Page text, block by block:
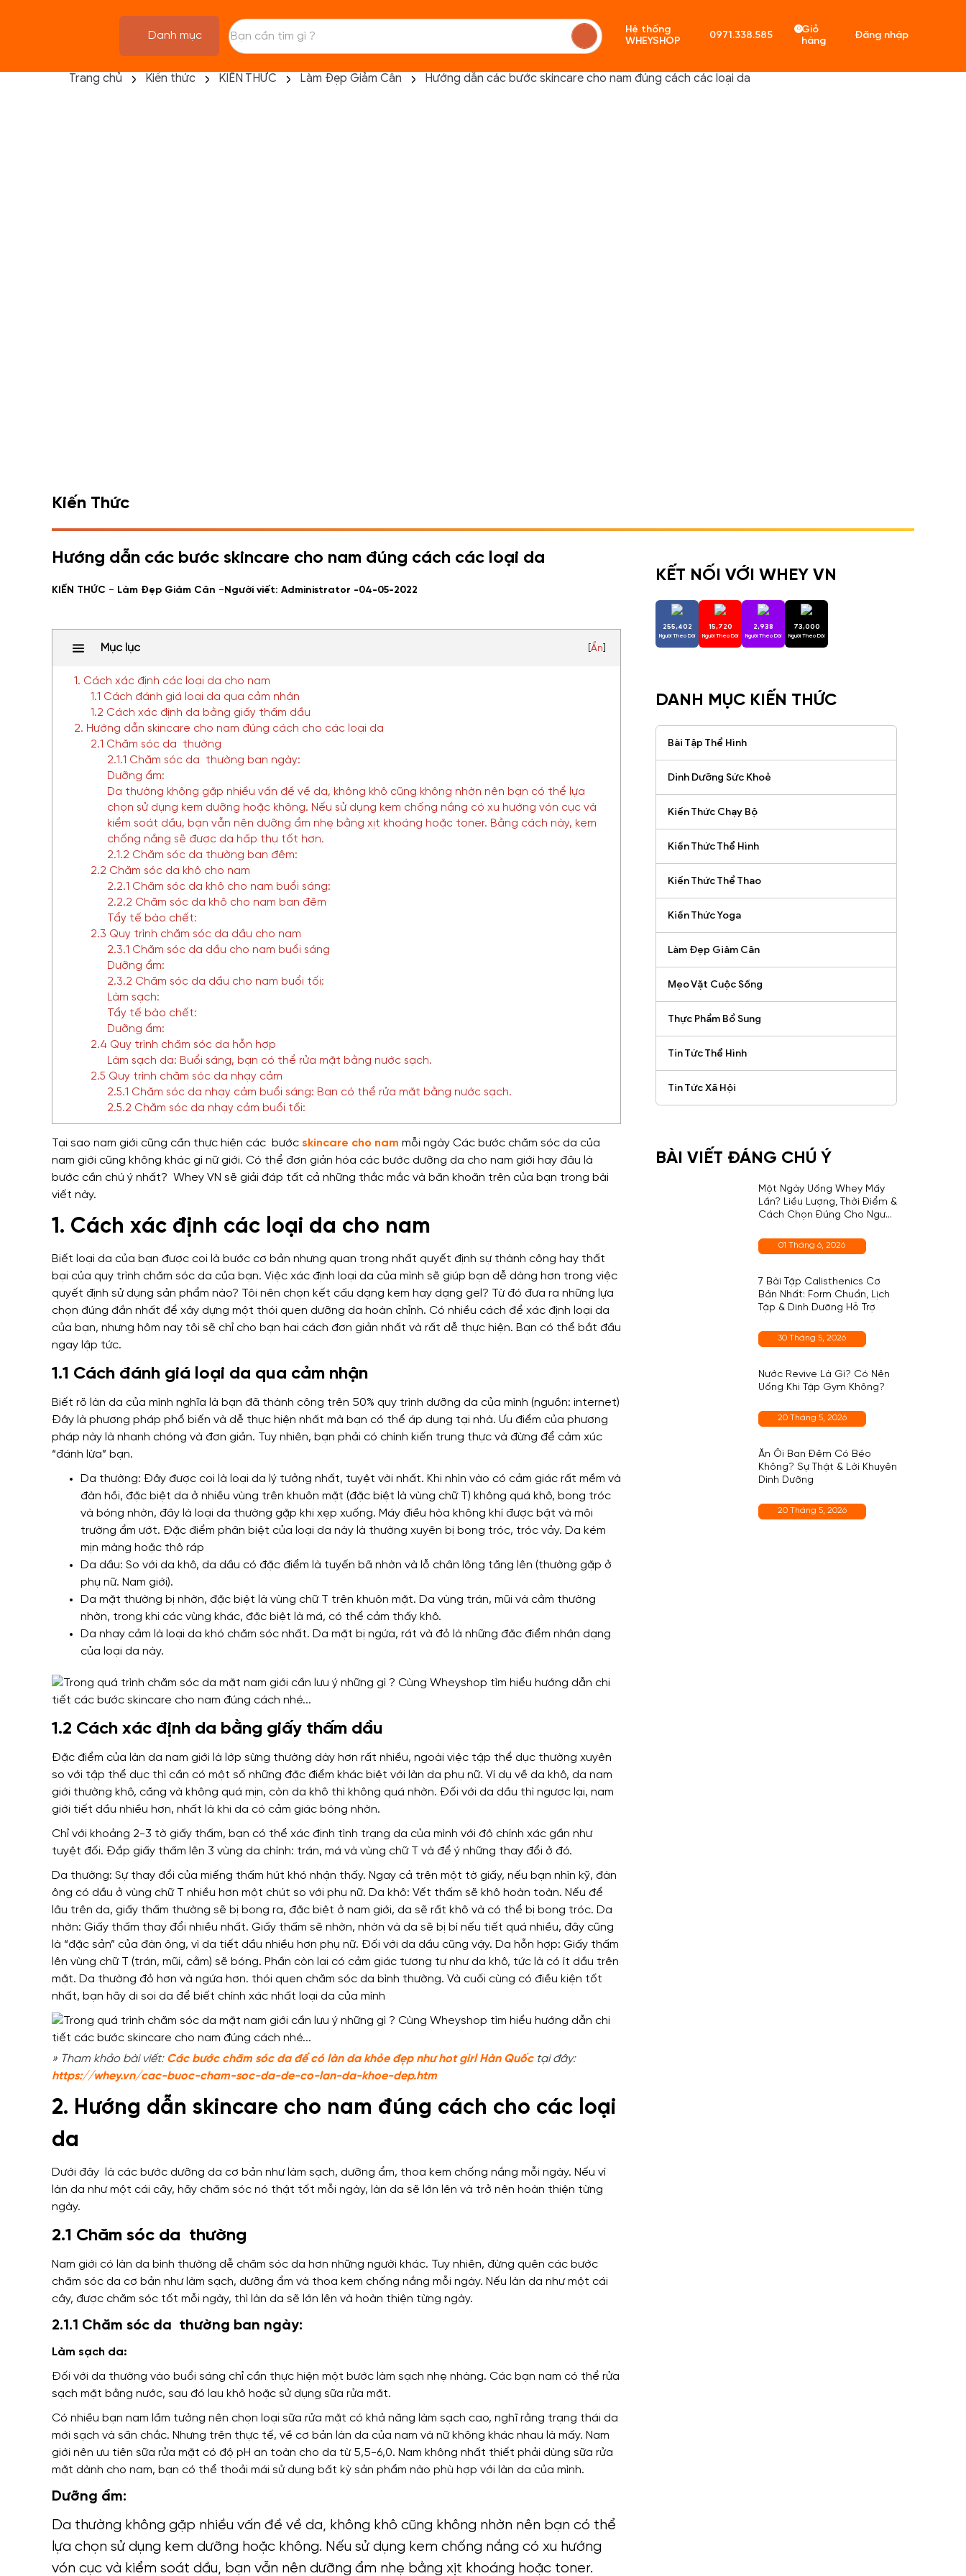
Danh mục
Hệ thống
WHEYSHOP
0971.338.585
0Giỏ
hàng
Đăng nhập
Trang chủ Kiến thức KIẾN THỨC Làm Đẹp Giảm Cân Hướng dẫn các bước skincare cho nam đúng cách các loại da
Kiến Thức
Hướng dẫn các bước skincare cho nam đúng cách các loại da
KIẾN THỨC - Làm Đẹp Giảm Cân -Người viết: Administrator -04-05-2022
Mục lục Ẩn
1. Cách xác định các loại da cho nam
1.1 Cách đánh giá loại da qua cảm nhận
1.2 Cách xác định da bằng giấy thấm dầu
2. Hướng dẫn skincare cho nam đúng cách cho các loại da
2.1 Chăm sóc da thường
2.1.1 Chăm sóc da thường ban ngày:
Dưỡng ẩm:
Da thường không gặp nhiều vấn đề về da, không khô cũng không nhờn nên bạn có thể lựa
chọn sử dụng kem dưỡng hoặc không. Nếu sử dụng kem chống nắng có xu hướng vón cục và
kiểm soát dầu, bạn vẫn nên dưỡng ẩm nhẹ bằng xịt khoáng hoặc toner. Bằng cách này, kem
chống nắng sẽ được da hấp thụ tốt hơn.
2.1.2 Chăm sóc da thường ban đêm:
2.2 Chăm sóc da khô cho nam
2.2.1 Chăm sóc da khô cho nam buổi sáng:
2.2.2 Chăm sóc da khô cho nam ban đêm
Tẩy tế bào chết:
2.3 Quy trình chăm sóc da dầu cho nam
2.3.1 Chăm sóc da dầu cho nam buổi sáng
Dưỡng ẩm:
2.3.2 Chăm sóc da dầu cho nam buổi tối:
Làm sạch:
Tẩy tế bào chết:
Dưỡng ẩm:
2.4 Quy trình chăm sóc da hỗn hợp
Làm sạch da: Buổi sáng, bạn có thể rửa mặt bằng nước sạch.
2.5 Quy trình chăm sóc da nhạy cảm
2.5.1 Chăm sóc da nhạy cảm buổi sáng: Bạn có thể rửa mặt bằng nước sạch.
2.5.2 Chăm sóc da nhạy cảm buổi tối:
Tại sao nam giới cũng cần thực hiện các bước skincare cho nam mỗi ngày Các bước chăm sóc da của
nam giới cũng không khác gì nữ giới. Có thể đơn giản hóa các bước dưỡng da cho nam giới hay đâu là
bước cần chú ý nhất? Whey VN sẽ giải đáp tất cả những thắc mắc và băn khoăn trên của bạn trong bài
viết này.
1. Cách xác định các loại da cho nam
Biết loại da của bạn được coi là bước cơ bản nhưng quan trọng nhất quyết định sự thành công hay thất
bại của quy trình chăm sóc da của bạn. Việc xác định loại da của mình sẽ giúp bạn dễ dàng hơn trong việc
quyết định sử dụng sản phẩm nào? Tôi nên chọn kết cấu dạng kem hay dạng gel? Từ đó đưa ra những lựa
chọn đúng đắn nhất để xây dựng một thói quen dưỡng da hoàn chỉnh. Có nhiều cách để xác định loại da
của bạn, nhưng hôm nay tôi sẽ chỉ cho bạn hai cách đơn giản nhất và rất dễ thực hiện. Bạn có thể bắt đầu
ngay lập tức.
1.1 Cách đánh giá loại da qua cảm nhận
Biết rõ làn da của mình nghĩa là bạn đã thành công trên 50% quy trình dưỡng da của mình (nguồn: internet)
Đây là phương pháp phổ biến và dễ thực hiện nhất mà bạn có thể áp dụng tại nhà. Ưu điểm của phương
pháp này là nhanh chóng và đơn giản. Tuy nhiên, bạn phải có chính kiến ​​trung thực và đừng để cảm xúc
“đánh lừa” bạn.
Da thường: Đây được coi là loại da lý tưởng nhất, tuyệt vời nhất. Khi nhìn vào có cảm giác rất mềm và
đàn hồi, đặc biệt da ở nhiều vùng trên khuôn mặt (đặc biệt là vùng chữ T) không quá khô, bong tróc
và bóng nhờn, đây là loại da thường gặp khi xẹp xuống. Máy điều hòa không khí được bật và môi
trường ẩm ướt. Đặc điểm phân biệt của loại da này là thường xuyên bị bong tróc, tróc vảy. Da kém
mịn màng hoặc thô ráp
Da dầu: So với da khô, da dầu có đặc điểm là tuyến bã nhờn và lỗ chân lông tăng lên (thường gặp ở
phụ nữ. Nam giới).
Da mặt thường bị nhờn, đặc biệt là vùng chữ T trên khuôn mặt. Da vùng trán, mũi và cằm thường
nhờn, trong khi các vùng khác, đặc biệt là má, có thể cảm thấy khô.
Da nhạy cảm là loại da khó chăm sóc nhất. Da mặt bị ngứa, rát và đỏ là những đặc điểm nhận dạng
của loại da này.
1.2 Cách xác định da bằng giấy thấm dầu
Đặc điểm của làn da nam giới là lớp sừng thường dày hơn rất nhiều, ngoài việc tập thể dục thường xuyên
so với tập thể dục thì cần có một số những đặc điểm khác biệt với làn da phụ nữ. Ví dụ về da khô, da nam
giới thường khô, căng và không quá mịn, còn da khô thì không quá nhờn. Đối với da dầu thì ngược lại, nam
giới tiết dầu nhiều hơn, nhất là khi da có cảm giác bóng nhờn.
Chỉ với khoảng 2-3 tờ giấy thấm, bạn có thể xác định tình trạng da của mình với độ chính xác gần như
tuyệt đối. Đắp giấy thấm lên 3 vùng da chính: trán, má và vùng chữ T và để ý những thay đổi ở đó.
Da thường: Sự thay đổi của miếng thấm hút khó nhận thấy. Ngay cả trên một tờ giấy, nếu bạn nhìn kỹ, đàn
ông có dầu ở vùng chữ T nhiều hơn một chút so với phụ nữ. Da khô: Vết thấm sẽ khô hoàn toàn. Nếu để
lâu trên da, giấy thấm thường sẽ bị bong ra, đặc biệt ở nam giới, da sẽ rất khô và có thể bị bong tróc. Da
nhờn: Giấy thấm thay đổi nhiều nhất. Giấy thấm sẽ nhờn, nhờn và da sẽ bị bí nếu tiết quá nhiều, đây cũng
là “đặc sản” của đàn ông, vì da tiết dầu nhiều hơn phụ nữ. Đối với da dầu cũng vậy. Da hỗn hợp: Giấy thấm
lên vùng chữ T (trán, mũi, cằm) sẽ bóng. Phần còn lại có cảm giác tương tự như da khô, tức là có ít dầu trên
mặt. Da thường đỏ hơn và ngứa hơn. thói quen chăm sóc da bình thường. Và cuối cùng có điều kiện tốt
nhất, bạn hãy di soi da để biết chính xác nhất loại da của mình
» Tham khảo bài viết: Các bước chăm sóc da để có làn da khỏe đẹp như hot girl Hàn Quốc tại đây:
https://whey.vn/cac-buoc-cham-soc-da-de-co-lan-da-khoe-dep.htm
2. Hướng dẫn skincare cho nam đúng cách cho các loại
da
Dưới đây là các bước dưỡng da cơ bản như làm sạch, dưỡng ẩm, thoa kem chống nắng mỗi ngày. Nếu ví
làn da như một cái cây, hãy chăm sóc nó thật tốt mỗi ngày, làn da sẽ lớn lên và trở nên hoàn thiện từng
ngày.
2.1 Chăm sóc da thường
Nam giới có làn da bình thường dễ chăm sóc da hơn những người khác. Tuy nhiên, đừng quên các bước
chăm sóc da cơ bản như làm sạch, dưỡng ẩm và thoa kem chống nắng mỗi ngày. Nếu làn da như một cái
cây, được chăm sóc tốt mỗi ngày, thì làn da sẽ lớn lên và hoàn thiện từng ngày.
2.1.1 Chăm sóc da thường ban ngày:
Làm sạch da:
Đối với da thường vào buổi sáng chỉ cần thực hiện một bước làm sạch nhẹ nhàng. Các bạn nam có thể rửa
sạch mặt bằng nước, sau đó lau khô hoặc sử dụng sữa rửa mặt.
Có nhiều bạn nam lầm tưởng nên chọn loại sữa rửa mặt có khả năng làm sạch cao, nghĩ rằng trạng thái da
mới sạch và săn chắc. Nhưng trên thực tế, về cơ bản làn da của nam và nữ không khác nhau là mấy. Nam
giới nên ưu tiên sữa rửa mặt có độ pH an toàn cho da từ 5,5-6,0. Nam không nhất thiết phải dùng sữa rửa
mặt dành cho nam, bạn có thể thoải mái sử dụng bất kỳ sản phẩm nào phù hợp với làn da của mình.
Dưỡng ẩm:
Da thường không gặp nhiều vấn đề về da, không khô cũng không nhờn nên bạn có thể
lựa chọn sử dụng kem dưỡng hoặc không. Nếu sử dụng kem chống nắng có xu hướng
vón cục và kiểm soát dầu, bạn vẫn nên dưỡng ẩm nhẹ bằng xịt khoáng hoặc toner.
KẾT NỐI VỚI WHEY VN
255,402
Người Theo Dõi
15,720
Người Theo Dõi
2,938
Người Theo Dõi
73,000
Người Theo Dõi
DANH MỤC KIẾN THỨC
Bài Tập Thể Hình
Dinh Dưỡng Sức Khoẻ
Kiến Thức Chạy Bộ
Kiến Thức Thể Hình
Kiến Thức Thể Thao
Kiến Thức Yoga
Làm Đẹp Giảm Cân
Mẹo Vặt Cuộc Sống
Thực Phẩm Bổ Sung
Tin Tức Thể Hình
Tin Tức Xã Hội
BÀI VIẾT ĐÁNG CHÚ Ý
Một Ngày Uống Whey Mấy
Lần? Liều Lượng, Thời Điểm &
Cách Chọn Đúng Cho Người
01 Tháng 6, 2026
7 Bài Tập Calisthenics Cơ
Bản Nhất: Form Chuẩn, Lịch
Tập & Dinh Dưỡng Hỗ Trợ
30 Tháng 5, 2026
Nước Revive Là Gì? Có Nên
Uống Khi Tập Gym Không?
20 Tháng 5, 2026
Ăn Ổi Ban Đêm Có Béo
Không? Sự Thật & Lời Khuyên
Dinh Dưỡng
20 Tháng 5, 2026